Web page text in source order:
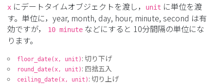
x にデートタイムオブジェクトを渡し， unit に単位を渡
す。単位に，year, month, day, hour, minute, second は有
効ですが，
10 minute などにすると 10分間隔の単位にな
ります。
floor_date(x, unit) : 切り下げ
round_date(x, unit) : 四捨五入
ceiling_date(x, unit) : 切り上げ